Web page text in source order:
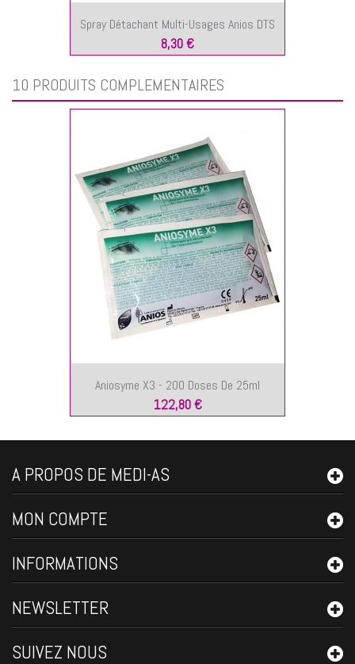
Spray Détachant Multi-Usages Anios DTS
8,30 €
10 PRODUITS COMPLÉMENTAIRES
Aniosyme X3 - 200 Doses De 25ml
122,80 €
A PROPOS DE MEDI-AS
MON COMPTE
INFORMATIONS
NEWSLETTER
SUIVEZ NOUS